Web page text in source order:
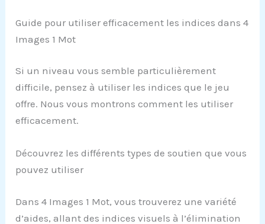
Guide pour utiliser efficacement les indices dans 4
Images 1 Mot
Si un niveau vous semble particulièrement
difficile, pensez à utiliser les indices que le jeu
offre. Nous vous montrons comment les utiliser
efficacement.
Découvrez les différents types de soutien que vous
pouvez utiliser
Dans 4 Images 1 Mot, vous trouverez une variété
d’aides, allant des indices visuels à l’élimination